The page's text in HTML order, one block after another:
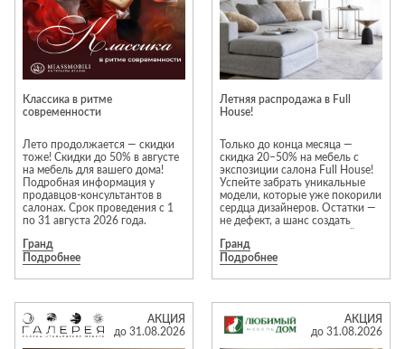
Детские
матрасы
Комоды и
тумбы
Столы и
надстройки
Стулья, кресла,
пуфы
Шкафы,
стеллажи,
полки, сундуки
Кровати,
матрасы,
товары для
сна
Радиаторы
Раковины
монтажа
Сливы и сифоны
Смесители
ванной комнаты
Хранение и
порядок
Товары для
Затирки и
гидроизоляция
Камины
Клеи, герметики,
Напольные
Предложение действует в
фирменных салонах Neopolis
Casa на 1 и 3 этажах 2 корпуса
ТЦ «Гранд».
Ассортимент раздела
«Распродажа» постоянно
меняется. Некоторые модели
представлены в единственном
рекомендуем не откладывать
покупку.
*Акция действует с 1 по 31
августа. Скидки не
суммируются с другими
акционными предложениями.
Подробности предложения
уточняйте у менеджеров
салонов Neopolis Casa
Классика в ритме
современности
Лето продолжается — скидки
тоже! Скидки до 50% в августе
на мебель для вашего дома!
Подробная информация у
продавцов-консультантов в
салонах. Срок проведения с 1
по 31 августа 2026 года.
Гранд
Подробнее
Летняя распродажа в Full
House!
Только до конца месяца —
скидка 20–50% на мебель с
экспозиции салона Full House!
Успейте забрать уникальные
модели, которые уже покорили
сердца дизайнеров. Остатки —
не дефект, а шанс создать
Торопитесь — количество
ограничено!
Гранд
Подробнее
АКЦИЯ
до 31.08.2026
АКЦИЯ
до 31.08.2026